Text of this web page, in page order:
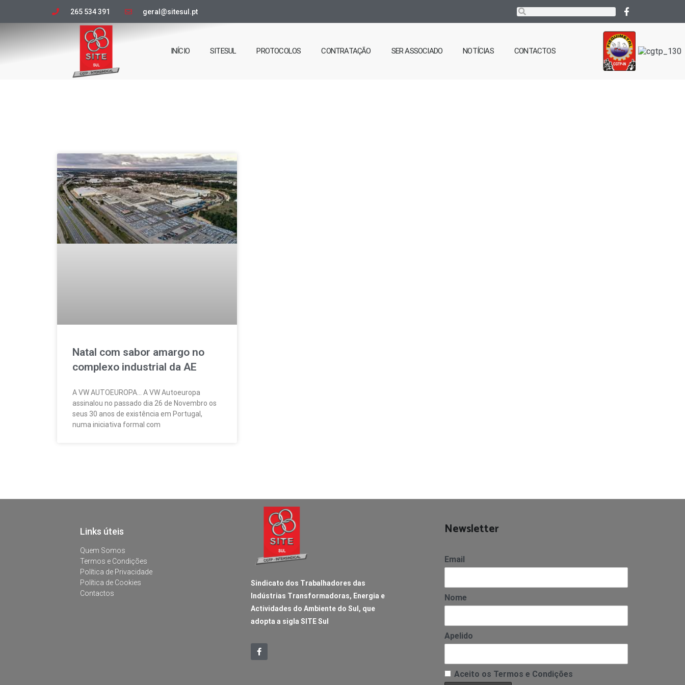
265 534 391 geral@sitesul.pt
INÍCIO SITESUL PROTOCOLOS CONTRATAÇÃO SER ASSOCIADO NOTÍCIAS CONTACTOS
Natal com sabor amargo no
complexo industrial da AE
A VW AUTOEUROPA… A VW Autoeuropa
assinalou no passado dia 26 de Novembro os
seus 30 anos de existência em Portugal,
numa iniciativa formal com
Links úteis
Quem Somos
Termos e Condições
Política de Privacidade
Política de Cookies
Contactos
Sindicato dos Trabalhadores das
Indústrias Transformadoras, Energia e
Actividades do Ambiente do Sul, que
adopta a sigla SITE Sul
Newsletter
Email
Nome
Apelido
Aceito os Termos e Condições